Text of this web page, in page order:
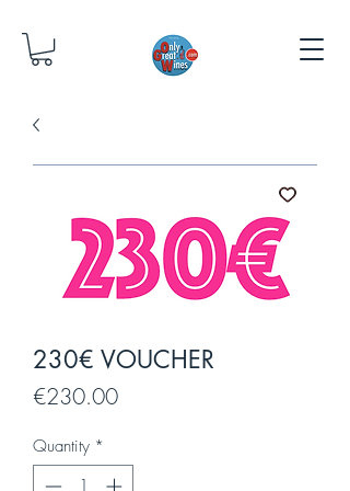
230€ VOUCHER
€230.00Price
Quantity *